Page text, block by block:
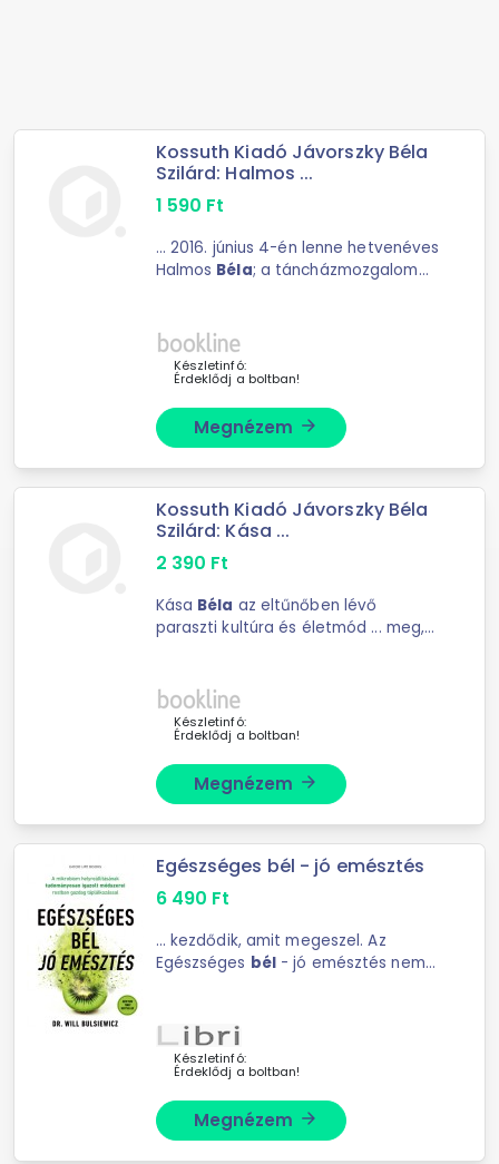
Kossuth Kiadó Jávorszky Béla
Szilárd: Halmos ...
1 590 Ft
... 2016. június 4-én lenne hetvenéves
Halmos Béla; a táncházmozgalom
mozgalom
Készletinfó:
Érdeklődj a boltban!
Megnézem arrow_forward
Kossuth Kiadó Jávorszky Béla
Szilárd: Kása ...
2 390 Ft
Kása Béla az eltűnőben lévő
paraszti kultúra és életmód ... meg,
fotózta. Így mindenekelőtt neki
Készletinfó:
Érdeklődj a boltban!
Megnézem arrow_forward
Egészséges bél - jó emésztés
6 490 Ft
... kezdődik, amit megeszel. Az
Egészséges bél- jó emésztés nem
bél
szindrómát, erősítik a
mikrobiomot, optimalizálják ...
Készletinfó:
Érdeklődj a boltban!
Megnézem arrow_forward